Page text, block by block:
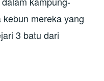
mereka yang
3 batu dari